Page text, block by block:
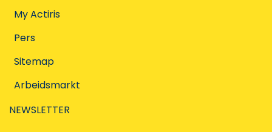
My Actiris
Pers
Sitemap
Arbeidsmarkt
NEWSLETTER